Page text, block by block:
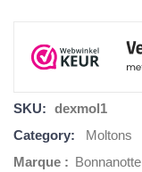
SKU: dexmol1
Category:
Moltons
Marque : Bonnanotte